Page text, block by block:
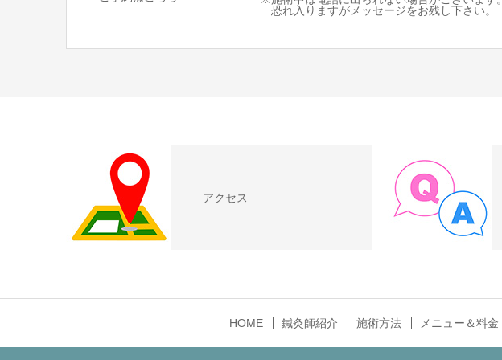
恐れ入りますがメッセージをお残し下さい。
アクセス
HOME 鍼灸師紹介 施術方法 メニュー＆料金